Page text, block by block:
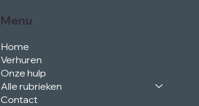
Menu
Home
Verhuren
Onze hulp
Alle rubrieken
Contact